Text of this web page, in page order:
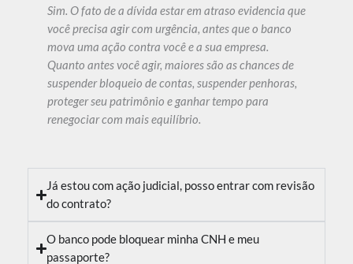
Sim. O fato de a dívida estar em atraso evidencia que
você precisa agir com urgência, antes que o banco
mova uma ação contra você e a sua empresa.
Quanto antes você agir, maiores são as chances de
suspender bloqueio de contas, suspender penhoras,
proteger seu patrimônio e ganhar tempo para
renegociar com mais equilíbrio.
Já estou com ação judicial, posso entrar com revisão
do contrato?
O banco pode bloquear minha CNH e meu
passaporte?